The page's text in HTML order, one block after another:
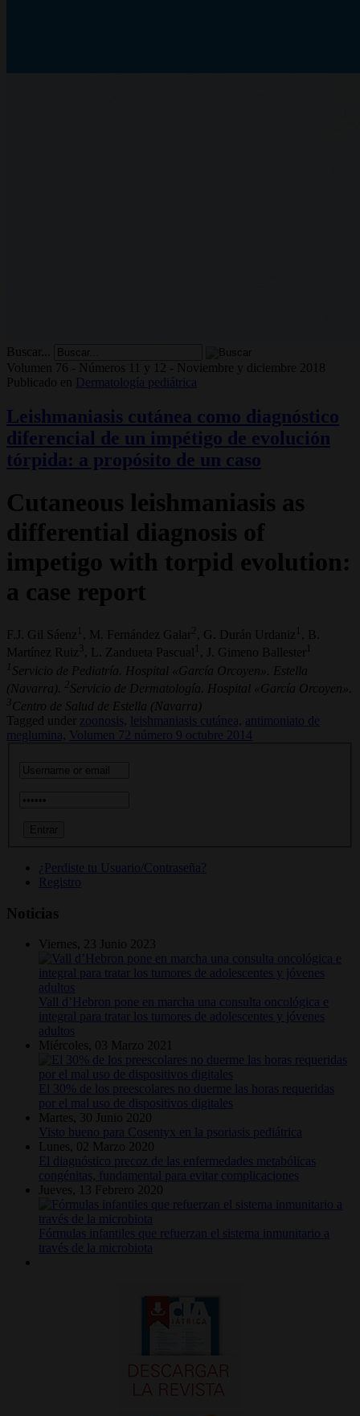
Buscar...
Volumen 76 - Números 11 y 12 - Noviembre y diciembre 2018
Publicado en
Dermatología pediátrica
Leishmaniasis cutánea como diagnóstico
diferencial de un impétigo de evolución
tórpida: a propósito de un caso
Cutaneous leishmaniasis as
differential diagnosis of
impetigo with torpid evolution:
a case report
F.J. Gil Sáenz 1 , M. Fernández Galar , G. Durán Urdaniz 1
, B.
Martínez Ruiz 3 , L. Zandueta Pascual 1 , J. Gimeno Ballester 1
1 Servicio de Pediatría. Hospital «García Orcoyen». Estella
(Navarra).
2 Servicio de Dermatología. Hospital «García Orcoyen».
3Centro de Salud de Estella (Navarra)
Tagged under
zoonosis, leishmaniasis cutánea, antimoniato de
meglumina,
Volumen 72 número 9 octubre 2014
¿Perdiste tu Usuario/Contraseña?
Registro
Noticias
Viernes, 23 Junio 2023
Vall d’Hebron pone en marcha una consulta oncológica e
integral para tratar los tumores de adolescentes y jóvenes
adultos
Miércoles, 03 Marzo 2021
El 30% de los preescolares no duerme las horas requeridas
por el mal uso de dispositivos digitales
Martes, 30 Junio 2020
Visto bueno para Cosentyx en la psoriasis pediátrica
Lunes, 02 Marzo 2020
El diagnóstico precoz de las enfermedades metabólicas
congénitas, fundamental para evitar complicaciones
Jueves, 13 Febrero 2020
Fórmulas infantiles que refuerzan el sistema inmunitario a
través de la microbiota